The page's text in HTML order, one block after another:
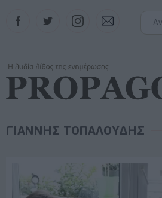
Instagram
ΓΙΑΝΝΗΣ ΤΟΠΑΛΟΥΔΗΣ